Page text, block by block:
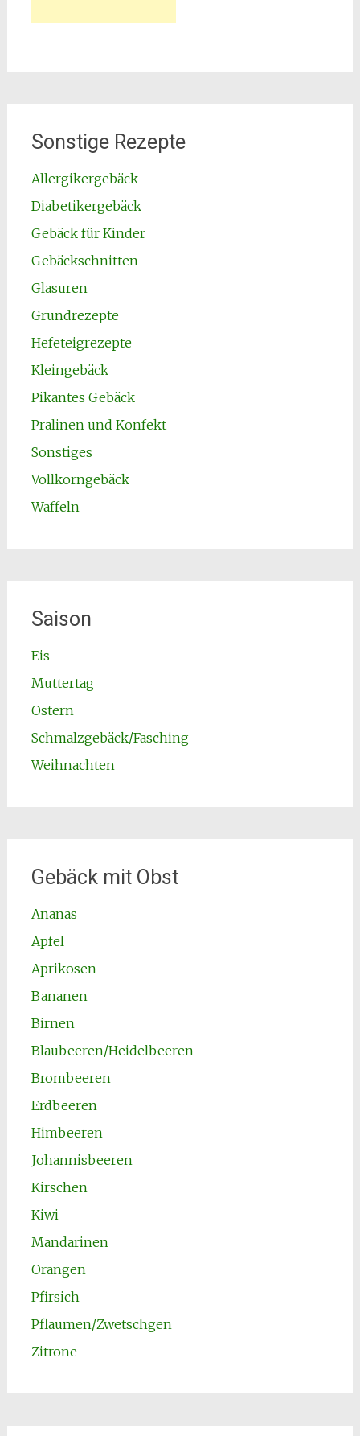
Sonstige Rezepte
Allergikergebäck
Diabetikergebäck
Gebäck für Kinder
Gebäckschnitten
Glasuren
Grundrezepte
Hefeteigrezepte
Kleingebäck
Pikantes Gebäck
Pralinen und Konfekt
Sonstiges
Vollkorngebäck
Waffeln
Saison
Eis
Muttertag
Ostern
Schmalzgebäck/Fasching
Weihnachten
Gebäck mit Obst
Ananas
Apfel
Aprikosen
Bananen
Birnen
Blaubeeren/Heidelbeeren
Brombeeren
Erdbeeren
Himbeeren
Johannisbeeren
Kirschen
Kiwi
Mandarinen
Orangen
Pfirsich
Pflaumen/Zwetschgen
Zitrone